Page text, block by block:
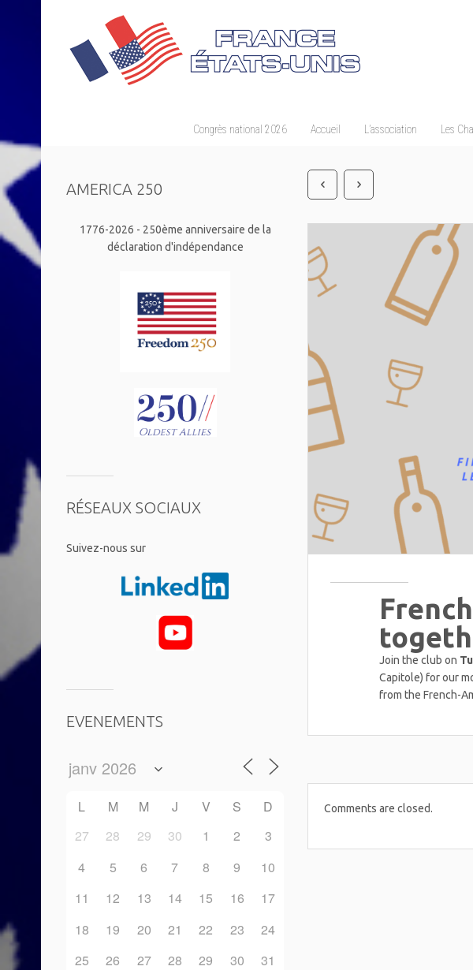
Congrès national 2026 Accueil L’association Les
Join the club on
Capitole) for our
from the French-
Comments are closed.
AMERICA 250
1776-2026 - 250ème anniversaire de la
déclaration d'indépendance
RÉSEAUX SOCIAUX
​Suivez-nous sur
EVENEMENTS
L M M J V S
D
27
28 29 30 1 2
3
4
5 6 7 8 9
10
11
12 13 14 15 16
17
18
19 20 21 22 23
24
25
26 27 28 29 30 31